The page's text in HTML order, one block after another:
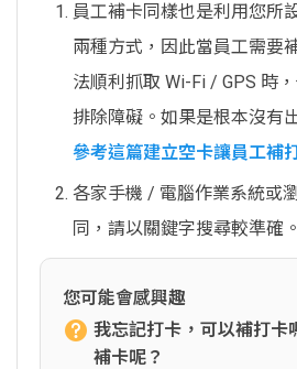
員工補卡同樣也是利用您所
兩種方式，因此當員工需要
法順利抓取 Wi-Fi / GPS 時
排除障礙。如果是根本沒有
參考這篇建立空卡讓員工補
各家手機 / 電腦作業系統或
同，請以關鍵字搜尋較準確。
您可能會感興趣
我忘記打卡，可以補打卡
補卡呢？